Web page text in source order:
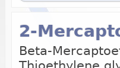
2-
Beta-